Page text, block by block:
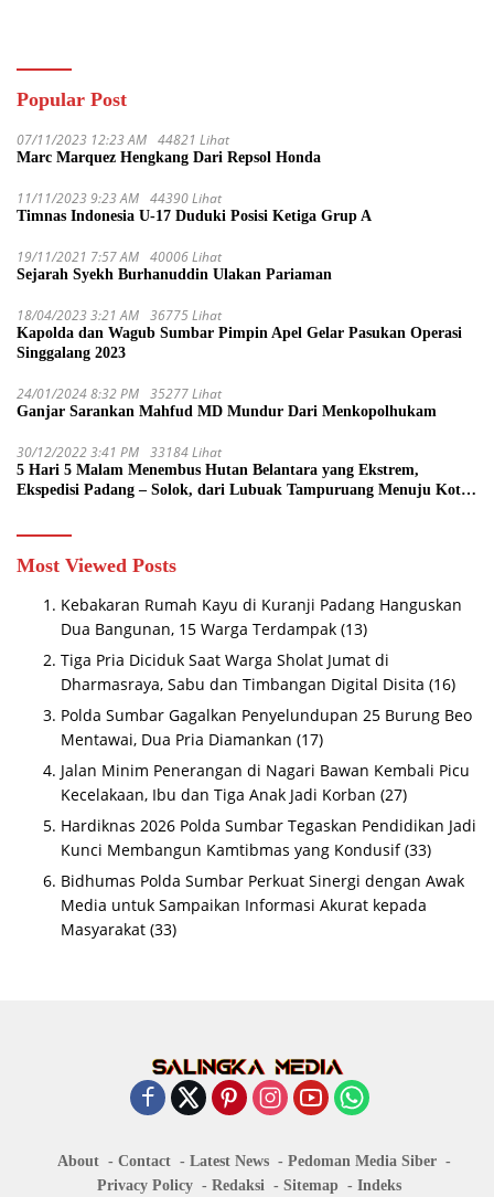
Popular Post
07/11/2023 12:23 AM 44821 Lihat
Marc Marquez Hengkang Dari Repsol Honda
11/11/2023 9:23 AM 44390 Lihat
Timnas Indonesia U-17 Duduki Posisi Ketiga Grup A
19/11/2021 7:57 AM 40006 Lihat
Sejarah Syekh Burhanuddin Ulakan Pariaman
18/04/2023 3:21 AM 36775 Lihat
Kapolda dan Wagub Sumbar Pimpin Apel Gelar Pasukan Operasi
Singgalang 2023
24/01/2024 8:32 PM 35277 Lihat
Ganjar Sarankan Mahfud MD Mundur Dari Menkopolhukam
30/12/2022 3:41 PM 33184 Lihat
5 Hari 5 Malam Menembus Hutan Belantara yang Ekstrem,
Ekspedisi Padang – Solok, dari Lubuak Tampuruang Menuju Koto
Most Viewed Posts
Kebakaran Rumah Kayu di Kuranji Padang Hanguskan
Dua Bangunan, 15 Warga Terdampak (13)
Tiga Pria Diciduk Saat Warga Sholat Jumat di
Dharmasraya, Sabu dan Timbangan Digital Disita (16)
Polda Sumbar Gagalkan Penyelundupan 25 Burung Beo
Mentawai, Dua Pria Diamankan (17)
Jalan Minim Penerangan di Nagari Bawan Kembali Picu
Kecelakaan, Ibu dan Tiga Anak Jadi Korban (27)
Hardiknas 2026 Polda Sumbar Tegaskan Pendidikan Jadi
Kunci Membangun Kamtibmas yang Kondusif (33)
Bidhumas Polda Sumbar Perkuat Sinergi dengan Awak
Media untuk Sampaikan Informasi Akurat kepada
Masyarakat (33)
About Contact Latest News
Pedoman Media Siber
Privacy Policy
Redaksi Sitemap Indeks